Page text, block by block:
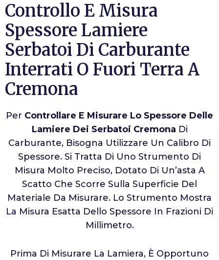
Controllo E Misura
Spessore Lamiere
Serbatoi Di Carburante
Interrati O Fuori Terra A
Cremona
Per Controllare E Misurare Lo Spessore Delle
Lamiere Dei Serbatoi Cremona Di
Carburante, Bisogna Utilizzare Un Calibro Di
Spessore. Si Tratta Di Uno Strumento Di
Misura Molto Preciso, Dotato Di Un’asta A
Scatto Che Scorre Sulla Superficie Del
Materiale Da Misurare. Lo Strumento Mostra
La Misura Esatta Dello Spessore In Frazioni Di
Millimetro.
Prima Di Misurare La Lamiera, È Opportuno